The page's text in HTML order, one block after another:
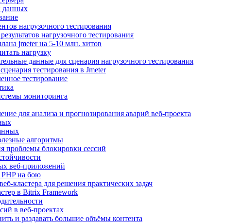
данных
нагрузочного тестирования
нагрузочного тестирования
jmeter на 5-10 млн. хитов
нагрузку
данные для сценария нагрузочного тестирования
тестирования в Jmeter
тестирование
мониторинга
для анализа и прогнозирования аварий веб-проекта
алгоритмы
проблемы блокировки сессий
веб-приложений
на бою
кластера для решения практических задач
в Bitrix Framework
в веб-проектах
и раздавать большие объёмы контента